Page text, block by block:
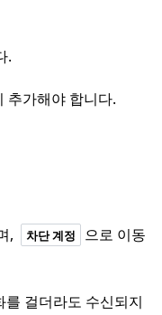
.
추가해야 합니다.
, 차단 계정
으로 이동
걸더라도 수신되지